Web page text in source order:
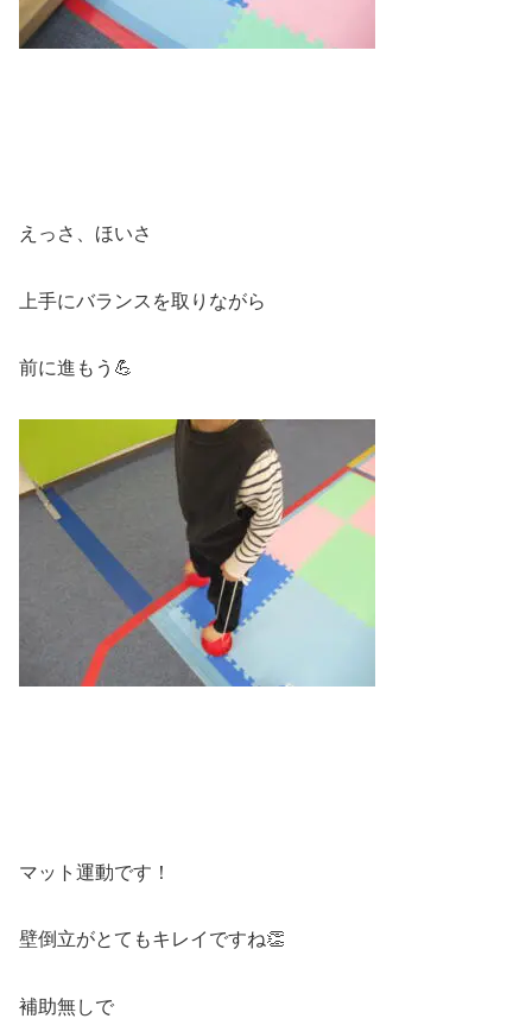
えっさ、ほいさ
上手にバランスを取りながら
前に進もう💪
マット運動です！
壁倒立がとてもキレイですね👏
補助無しで